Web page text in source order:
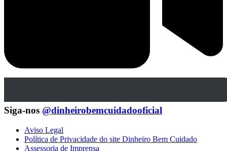
Siga-nos @dinheirobemcuidadooficial
Aviso Legal
Política de Privacidade do site Dinheiro Bem Cuidado
Assessoria de Imprensa